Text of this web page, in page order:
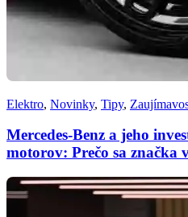
Elektro, Novinky, Tipy,
Mercedes-Benz a jeho
motorov: Prečo sa značka